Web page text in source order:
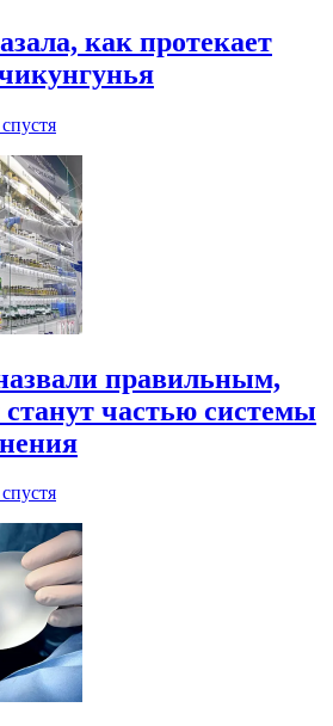
как протекает
правильным,
частью системы